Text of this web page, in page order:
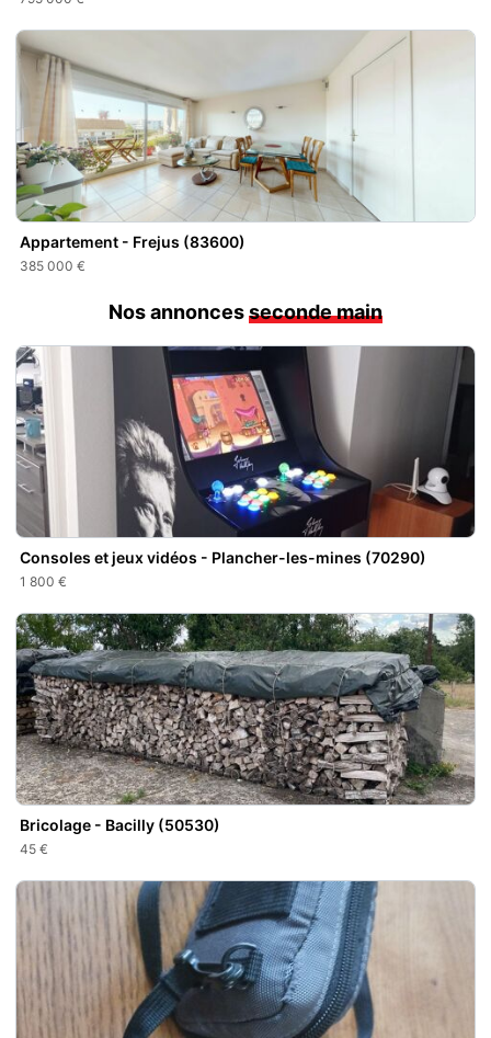
Appartement - Frejus (83600)
385 000 €
Nos annoncesseconde main
Consoles et jeux vidéos - Plancher-les-mines (70290)
1 800 €
Bricolage - Bacilly (50530)
45 €